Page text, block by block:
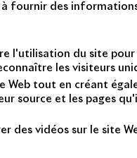
fournir des
l'utilisation du site
les visiteurs
Web tout en créant
source et les pages
des vidéos sur le site